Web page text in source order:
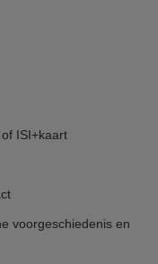
ISI+kaart
voorgeschiedenis en